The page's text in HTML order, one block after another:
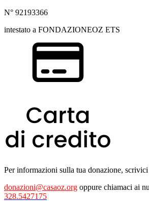
N° 92193366
intestato a FONDAZIONEOZ ETS
Per informazioni sulla tua donazione, scrivici
donazioni@casaoz.org oppure chiamaci ai
328.5427175